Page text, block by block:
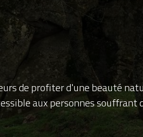
de profiter d'une beauté
aux personnes souffrant